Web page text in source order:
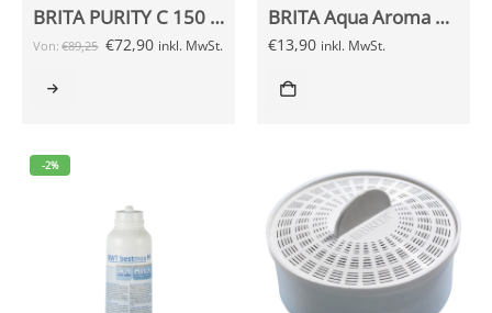
BRITA PURITY C 150 Quell ST Wasserfilterkartusche
Von: €89,25 €72,90 inkl. MwSt.
BRITA Aqua Aroma Crema Filterkartusche
€13,90 inkl. MwSt.
-2%